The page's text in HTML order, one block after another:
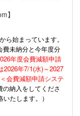
】
ら始まっています。
費未納分と今年度分
年度会費減額申請
2026年7/1(水)～2027
＜会費減額申請システ
納入をしてくださ
たします。）